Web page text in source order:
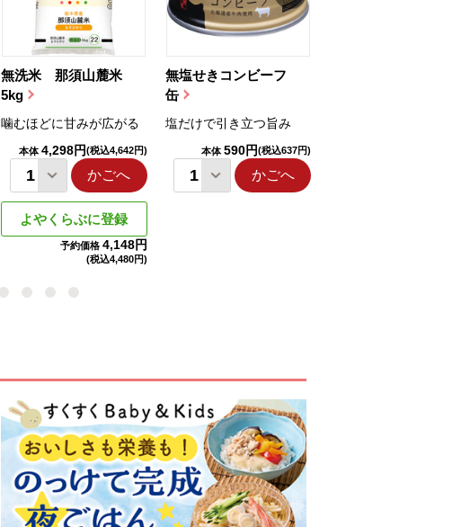
無洗米 那須山麓米
5kg
噛むほどに甘みが広がる
本体 4,298円(税込4,642円)
かごへ
よやくらぶに登録
予約価格 4,148円
(税込4,480円)
無塩せきコンビーフ
缶
塩だけで引き立つ旨み
本体 590円(税込637円)
かごへ